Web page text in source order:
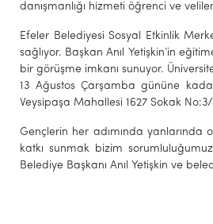
danışmanlığı hizmeti öğrenci ve
Efeler Belediyesi Sosyal Etkinlik
sağlıyor. Başkan Anıl Yetişkin’in
bir görüşme imkanı sunuyor.
13 Ağustos Çarşamba gününe
Veysipaşa Mahallesi 1627 Sokak
Gençlerin her adımında yanlarında
katkı sunmak bizim
Belediye Başkanı Anıl Yetişkin ve